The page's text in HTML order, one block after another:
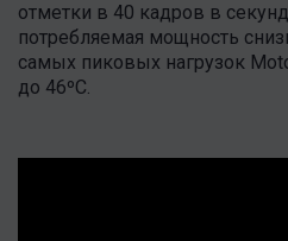
отметки в 40 кадров в
потребляемая мощность
самых пиковых нагрузок
до 46ºС.